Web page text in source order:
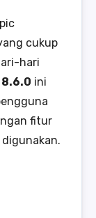
cukup
hari
8.6.0 ini
fitur